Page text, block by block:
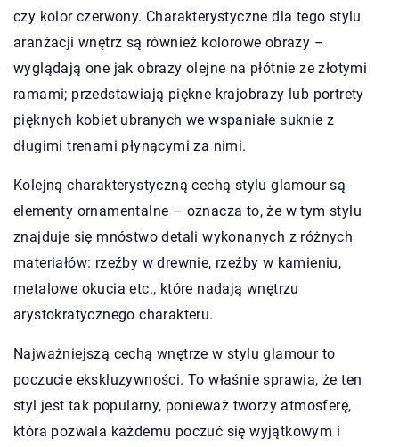
czy kolor czerwony. Charakterystyczne dla tego stylu
aranżacji wnętrz są również kolorowe obrazy –
wyglądają one jak obrazy olejne na płótnie ze złotymi
ramami; przedstawiają piękne krajobrazy lub portrety
pięknych kobiet ubranych we wspaniałe suknie z
długimi trenami płynącymi za nimi.
Kolejną charakterystyczną cechą stylu glamour są
elementy ornamentalne – oznacza to, że w tym stylu
znajduje się mnóstwo detali wykonanych z różnych
materiałów: rzeźby w drewnie, rzeźby w kamieniu,
metalowe okucia etc., które nadają wnętrzu
arystokratycznego charakteru.
Najważniejszą cechą wnętrze w stylu glamour to
poczucie ekskluzywności. To właśnie sprawia, że ten
styl jest tak popularny, ponieważ tworzy atmosferę,
która pozwala każdemu poczuć się wyjątkowym i